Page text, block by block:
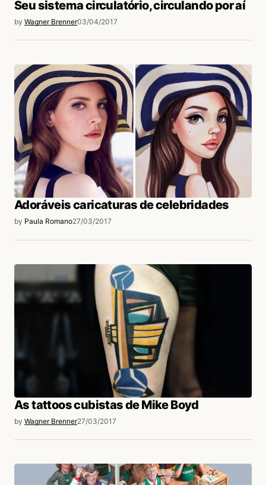
Seu sistema circulatório, circulando por aí
by Wagner Brenner03/04/2017
Adoráveis caricaturas de celebridades
by Paula Romano27/03/2017
As tattoos cubistas de Mike Boyd
by Wagner Brenner27/03/2017